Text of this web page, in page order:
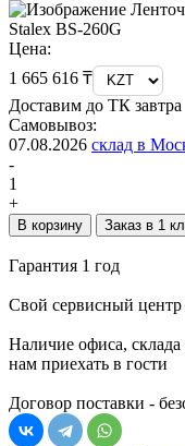
Цена:
1 665 616 ₸
Доставим до ТК завтра
Самовывоз:
07.08.2026 склад в
-
1
+
В корзину Заказ в 1
Гарантия 1 год
Свой сервисный центр
Наличие офиса, склада
нам приехать в гости
Договор поставки -